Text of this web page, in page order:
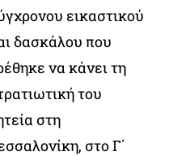
εικαστικού
δασκάλου που
να κάνει τη
του
στη
στο Γ΄